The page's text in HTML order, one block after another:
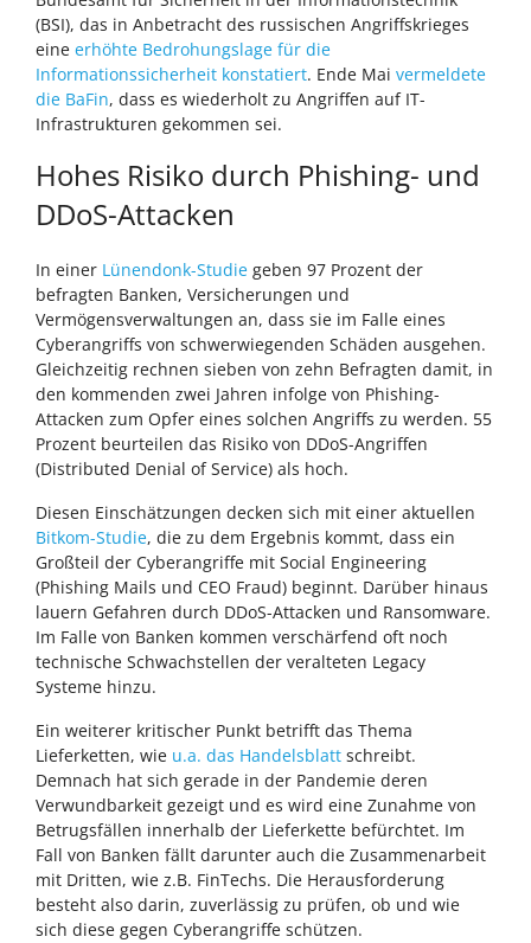
(BSI), das in Anbetracht des russischen Angriffskrieges
eine erhöhte Bedrohungslage für die
Informationssicherheit konstatiert. Ende Mai vermeldete
die BaFin, dass es wiederholt zu Angriffen auf IT-
Infrastrukturen gekommen sei.
Hohes Risiko durch Phishing- und
DDoS-Attacken
In einer Lünendonk-Studie geben 97 Prozent der
befragten Banken, Versicherungen und
Vermögensverwaltungen an, dass sie im Falle eines
Cyberangriffs von schwerwiegenden Schäden ausgehen.
Gleichzeitig rechnen sieben von zehn Befragten damit, in
den kommenden zwei Jahren infolge von Phishing-
Attacken zum Opfer eines solchen Angriffs zu werden. 55
Prozent beurteilen das Risiko von DDoS-Angriffen
(Distributed Denial of Service) als hoch.
Diesen Einschätzungen decken sich mit einer aktuellen
Bitkom-Studie, die zu dem Ergebnis kommt, dass ein
Großteil der Cyberangriffe mit Social Engineering
(Phishing Mails und CEO Fraud) beginnt. Darüber hinaus
lauern Gefahren durch DDoS-Attacken und Ransomware.
Im Falle von Banken kommen verschärfend oft noch
technische Schwachstellen der veralteten Legacy
Systeme hinzu.
Ein weiterer kritischer Punkt betrifft das Thema
Lieferketten, wie u.a. das Handelsblatt schreibt.
Demnach hat sich gerade in der Pandemie deren
Verwundbarkeit gezeigt und es wird eine Zunahme von
Betrugsfällen innerhalb der Lieferkette befürchtet. Im
Fall von Banken fällt darunter auch die Zusammenarbeit
mit Dritten, wie z.B. FinTechs. Die Herausforderung
besteht also darin, zuverlässig zu prüfen, ob und wie
sich diese gegen Cyberangriffe schützen.